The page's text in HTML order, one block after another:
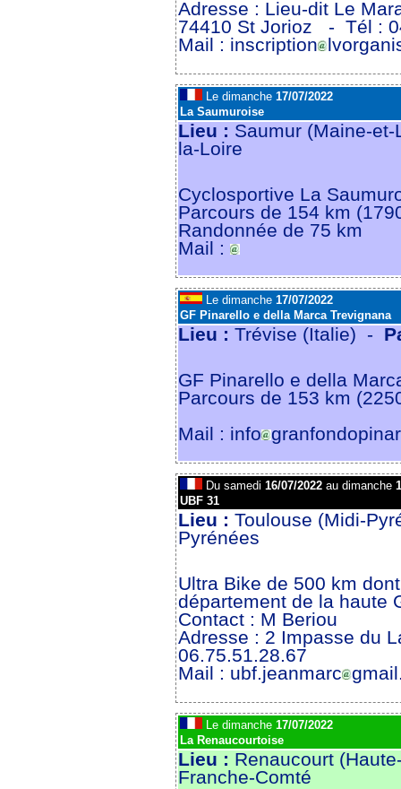
Adresse : Lieu-dit Le
74410 St Jorioz
- Tél :
Mail : inscription
Le dimanche 17/07/2022
La Saumuroise
Lieu : Saumur (Maine-
la-Loire
Cyclosportive La
Parcours de 154 km
Randonnée de 75 km
Mail :
Le dimanche 17/07/2022
GF Pinarello e della Marca Trevignana
Lieu : Trévise (Italie) -
GF Pinarello e della
Parcours de 153 km
Mail : info
Du samedi 16/07/2022au dimanche
UBF 31
Lieu : Toulouse (Midi-
Pyrénées
Ultra Bike de 500 km
département de la haute
Contact : M Beriou
Adresse : 2 Impasse du
06.75.51.28.67
Mail : ubf.jeanmarc
Le dimanche 17/07/2022
La Renaucourtoise
Lieu : Renaucourt
Franche-Comté